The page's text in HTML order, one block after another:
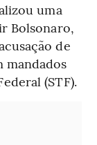
uma
Bolsonaro,
de
mandados
(STF).